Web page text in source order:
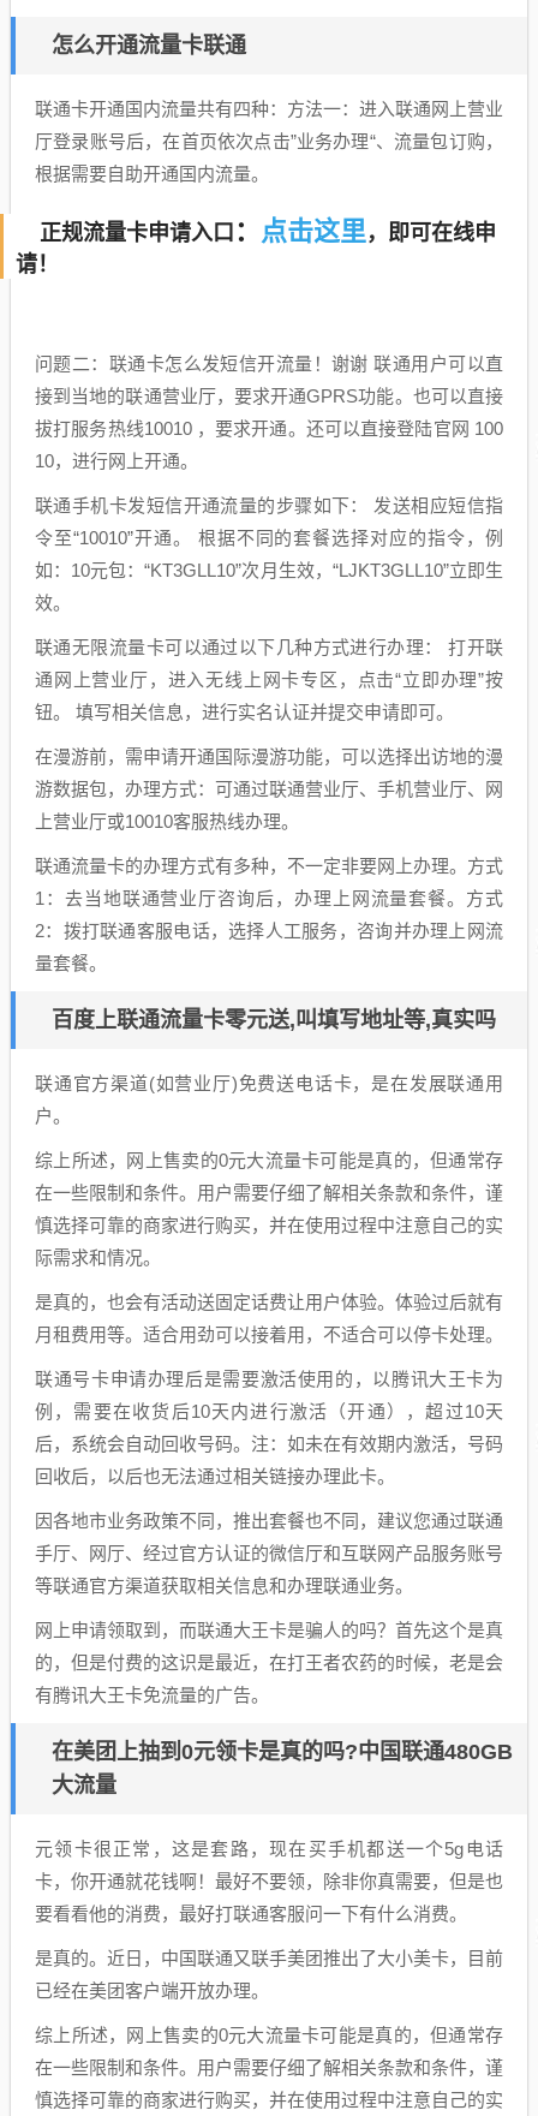
怎么开通流量卡联通
联通卡开通国内流量共有四种：方法一：进入联通网上营业
厅登录账号后，在首页依次点击”业务办理“、流量包订购，
根据需要自助开通国内流量。
正规流量卡申请入口 ： 点击这里 ，即可在线申
请！
问题二：联通卡怎么发短信开流量！谢谢 联通用户可以直
接到当地的联通营业厅，要求开通GPRS功能。也可以直接
拔打服务热线10010 ，要求开通。还可以直接登陆官网 100
10，进行网上开通。
联通手机卡发短信开通流量的步骤如下： 发送相应短信指
令至“10010”开通。 根据不同的套餐选择对应的指令，例
如：10元包：“KT3GLL10”次月生效，“LJKT3GLL10”立即生
效。
联通无限流量卡可以通过以下几种方式进行办理： 打开联
通网上营业厅，进入无线上网卡专区，点击“立即办理”按
钮。 填写相关信息，进行实名认证并提交申请即可。
在漫游前，需申请开通国际漫游功能，可以选择出访地的漫
游数据包，办理方式：可通过联通营业厅、手机营业厅、网
上营业厅或10010客服热线办理。
联通流量卡的办理方式有多种，不一定非要网上办理。方式
1：去当地联通营业厅咨询后，办理上网流量套餐。方式
2：拨打联通客服电话，选择人工服务，咨询并办理上网流
量套餐。
百度上联通流量卡零元送,叫填写地址等,真实吗
联通官方渠道(如营业厅)免费送电话卡，是在发展联通用
户。
综上所述，网上售卖的0元大流量卡可能是真的，但通常存
在一些限制和条件。用户需要仔细了解相关条款和条件，谨
慎选择可靠的商家进行购买，并在使用过程中注意自己的实
际需求和情况。
是真的，也会有活动送固定话费让用户体验。体验过后就有
月租费用等。适合用劲可以接着用，不适合可以停卡处理。
联通号卡申请办理后是需要激活使用的，以腾讯大王卡为
例，需要在收货后10天内进行激活（开通），超过10天
后，系统会自动回收号码。注：如未在有效期内激活，号码
回收后，以后也无法通过相关链接办理此卡。
因各地市业务政策不同，推出套餐也不同，建议您通过联通
手厅、网厅、经过官方认证的微信厅和互联网产品服务账号
等联通官方渠道获取相关信息和办理联通业务。
网上申请领取到，而联通大王卡是骗人的吗？首先这个是真
的，但是付费的这识是最近，在打王者农药的时候，老是会
有腾讯大王卡免流量的广告。
在美团上抽到0元领卡是真的吗?中国联通480GB
大流量
元领卡很正常，这是套路，现在买手机都送一个5g电话
卡，你开通就花钱啊！最好不要领，除非你真需要，但是也
要看看他的消费，最好打联通客服问一下有什么消费。
是真的。近日，中国联通又联手美团推出了大小美卡，目前
已经在美团客户端开放办理。
综上所述，网上售卖的0元大流量卡可能是真的，但通常存
在一些限制和条件。用户需要仔细了解相关条款和条件，谨
慎选择可靠的商家进行购买，并在使用过程中注意自己的实